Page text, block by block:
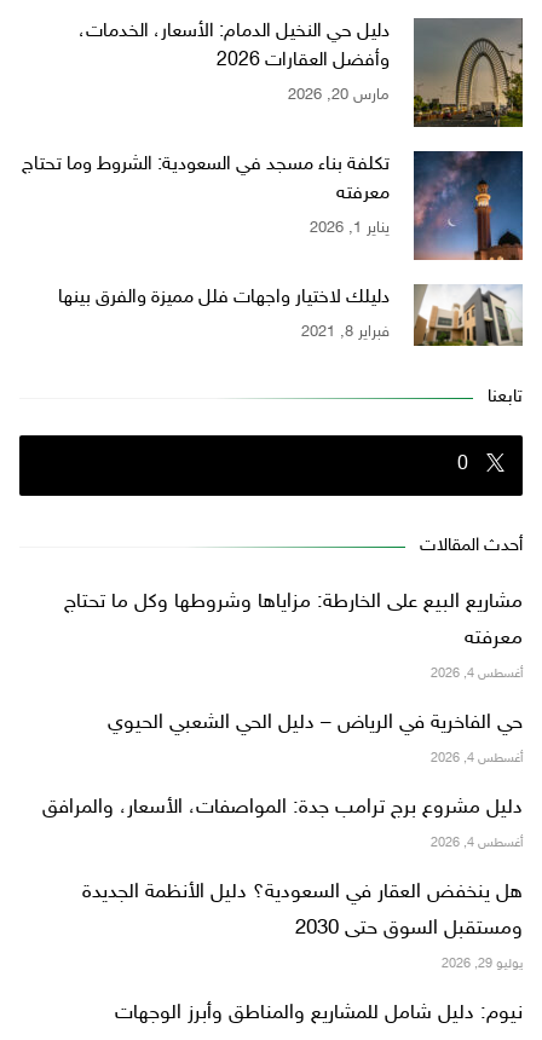
دليل حي النخيل الدمام: الأسعار، الخدمات،
وأفضل العقارات 2026
مارس 20, 2026
تكلفة بناء مسجد في السعودية: الشروط وما تحتاج
معرفته
يناير 1, 2026
دليلك لاختيار واجهات فلل مميزة والفرق بينها
فبراير 8, 2021
تابعنا
0
أحدث المقالات
مشاريع البيع على الخارطة: مزاياها وشروطها وكل ما تحتاج
معرفته
أغسطس 4, 2026
حي الفاخرية في الرياض – دليل الحي الشعبي الحيوي
أغسطس 4, 2026
دليل مشروع برج ترامب جدة: المواصفات، الأسعار، والمرافق
أغسطس 4, 2026
هل ينخفض العقار في السعودية؟ دليل الأنظمة الجديدة
ومستقبل السوق حتى 2030
يوليو 29, 2026
نيوم: دليل شامل للمشاريع والمناطق وأبرز الوجهات